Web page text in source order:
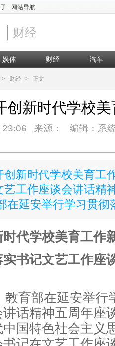
网站导航
财经
娱体 财经 汽车
> 财经 > 正文
创新时代学校
23:06 来源： 编辑：系
创新时代学校美育工
艺工作座谈会讲话精
在延安举行学习贯彻
代学校美育工作
书记文艺工作座
育部在延安举行
话精神五周年座
国特色社会主义